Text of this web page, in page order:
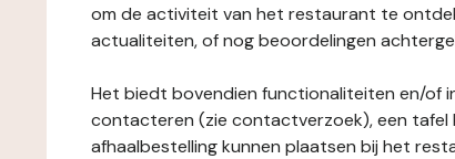
om de activiteit van het restaurant te
actualiteiten, of nog beoordelingen
Het biedt bovendien functionaliteiten en/of
contacteren (zie contactverzoek), een tafel
afhaalbestelling kunnen plaatsen bij het